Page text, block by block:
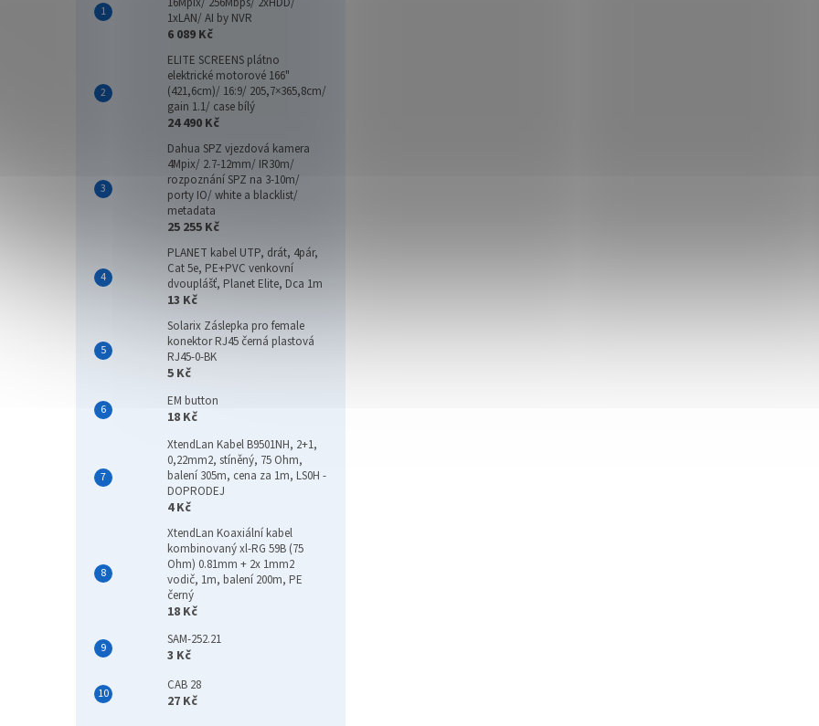
1xLAN/ AI by NVR
6 089 Kč
ELITE SCREENS plátno
elektrické motorové 166"
(421,6cm)/ 16:9/ 205,7×365,8cm/
gain 1.1/ case bílý
24 490 Kč
Dahua SPZ vjezdová kamera
4Mpix/ 2.7-12mm/ IR30m/
rozpoznání SPZ na 3-10m/
porty IO/ white a blacklist/
metadata
25 255 Kč
PLANET kabel UTP, drát, 4pár,
Cat 5e, PE+PVC venkovní
dvouplášť, Planet Elite, Dca 1m
13 Kč
Solarix Záslepka pro female
konektor RJ45 černá plastová
RJ45-0-BK
5 Kč
EM button
18 Kč
XtendLan Kabel B9501NH, 2+1,
0,22mm2, stíněný, 75 Ohm,
balení 305m, cena za 1m, LS0H -
DOPRODEJ
4 Kč
XtendLan Koaxiální kabel
kombinovaný xl-RG 59B (75
Ohm) 0.81mm + 2x 1mm2
vodič, 1m, balení 200m, PE
černý
18 Kč
SAM-252.21
3 Kč
CAB 28
27 Kč